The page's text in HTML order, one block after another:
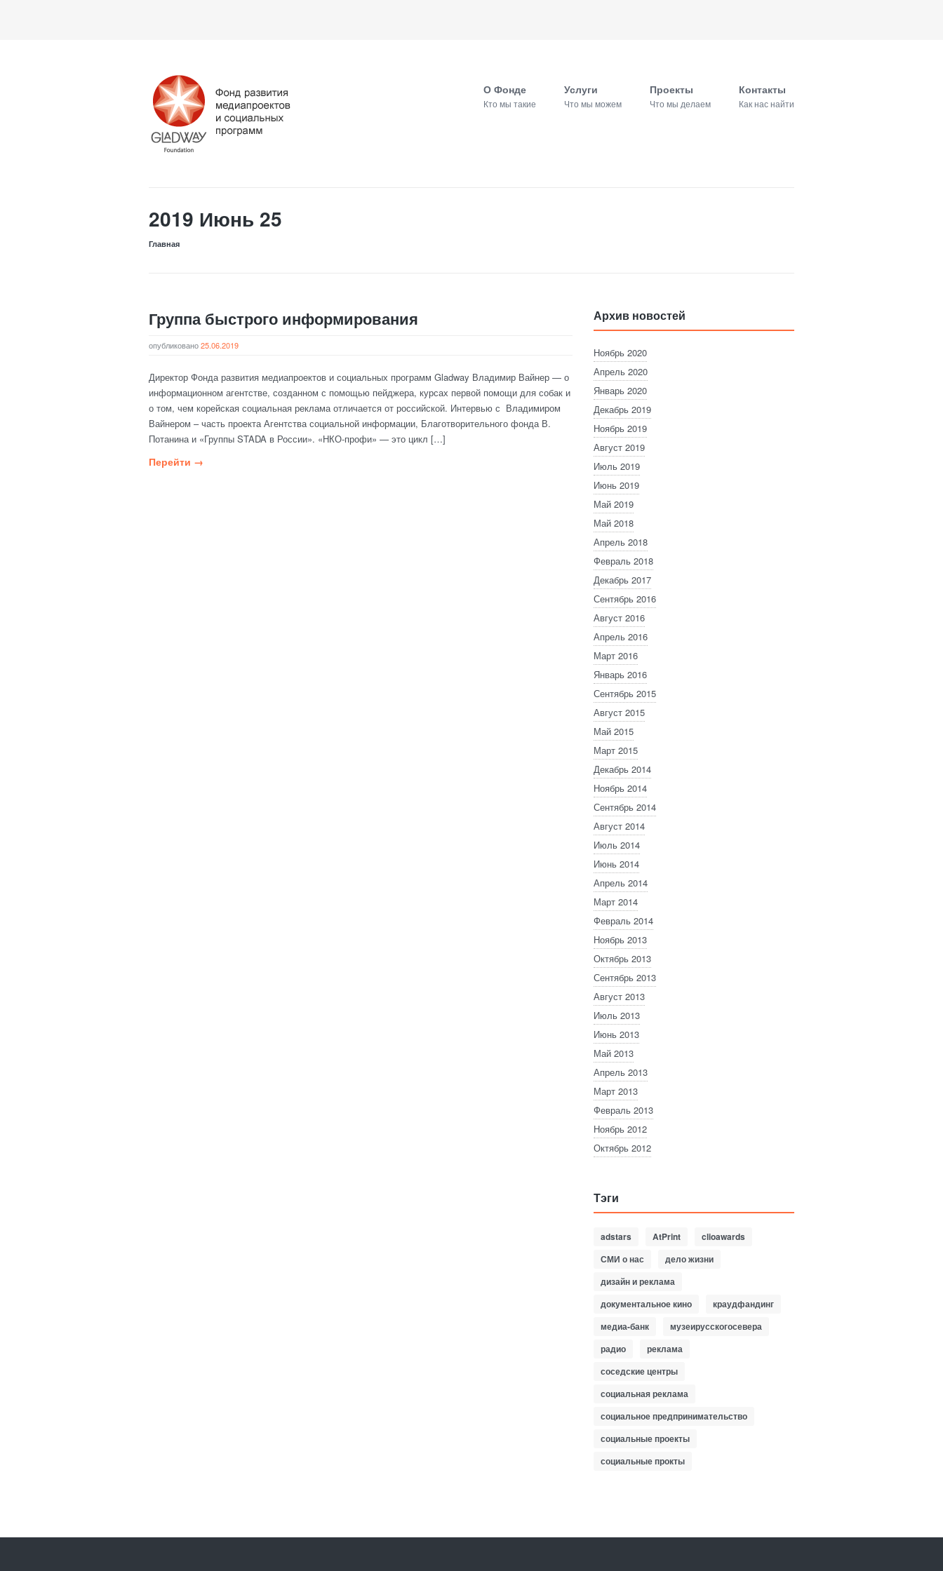
О Фонде
Кто мы такие
Услуги
Что мы можем
Проекты
Что мы делаем
Контакты
Как нас найти
2019 Июнь 25
Главная
Группа быстрого информирования
опубликовано25.06.2019
Директор Фонда развития медиапроектов и социальных программ Gladway Владимир Вайнер — о
информационном агентстве, созданном с помощью пейджера, курсах первой помощи для собак и
о том, чем корейская социальная реклама отличается от российской. Интервью с Владимиром
Вайнером – часть проекта Агентства социальной информации, Благотворительного фонда В.
Потанина и «Группы STADA в России». «НКО-профи» — это цикл […]
Перейти →
Архив новостей
Ноябрь 2020
Апрель 2020
Январь 2020
Декабрь 2019
Ноябрь 2019
Август 2019
Июль 2019
Июнь 2019
Май 2019
Май 2018
Апрель 2018
Февраль 2018
Декабрь 2017
Сентябрь 2016
Август 2016
Апрель 2016
Март 2016
Январь 2016
Сентябрь 2015
Август 2015
Май 2015
Март 2015
Декабрь 2014
Ноябрь 2014
Сентябрь 2014
Август 2014
Июль 2014
Июнь 2014
Апрель 2014
Март 2014
Февраль 2014
Ноябрь 2013
Октябрь 2013
Сентябрь 2013
Август 2013
Июль 2013
Июнь 2013
Май 2013
Апрель 2013
Март 2013
Февраль 2013
Ноябрь 2012
Октябрь 2012
Тэги
adstars AtPrint
clioawards
СМИ о нас
дело жизни
дизайн и реклама
документальное кино
краудфандинг
медиа-банк
музеирусскогосевера
радио
реклама
соседские центры
социальная реклама
социальное предпринимательство
социальные проекты
социальные прокты